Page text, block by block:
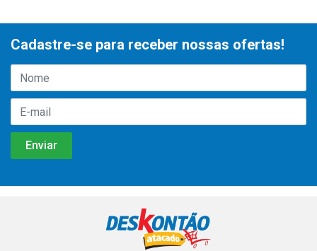
Cadastre-se para receber nossas ofertas!